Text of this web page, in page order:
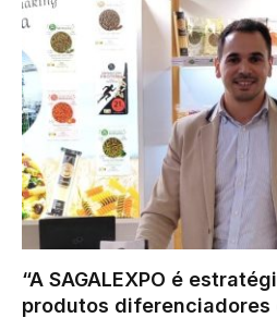
“A SAGALEXPO é
produtos diferenciadores